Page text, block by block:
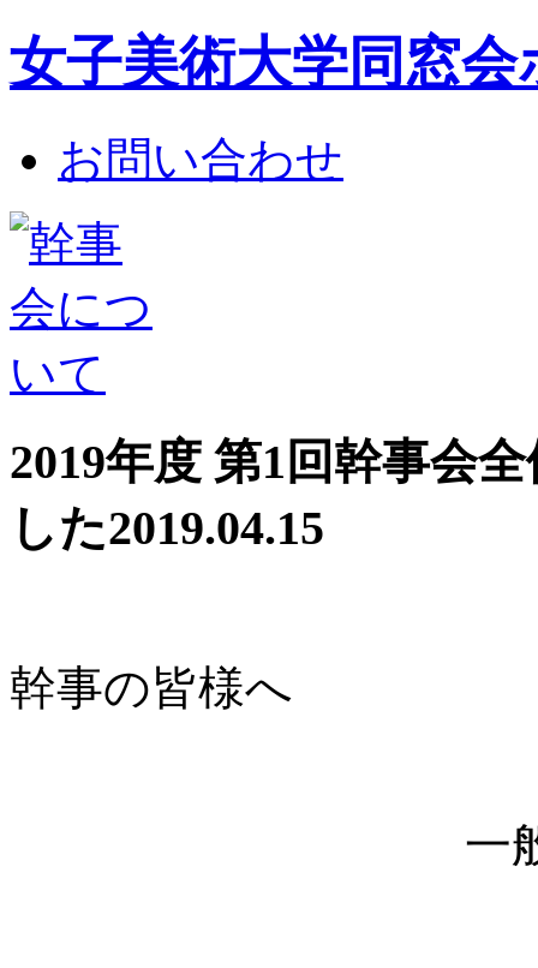
女子美術大学同窓
お問い合わせ
2019年度 第1回幹事会
した2019.04.15
幹事の皆様へ
一